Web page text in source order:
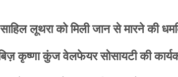
लूथरा को मिली जान से मारने की
कृष्णा कुंज वेलफेयर सोसायटी की